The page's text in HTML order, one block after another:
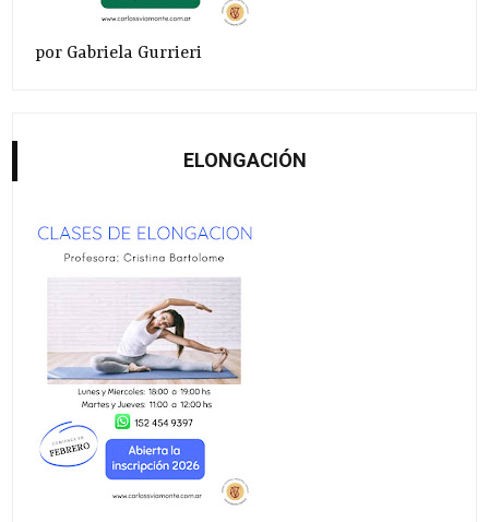
por Gabriela Gurrieri
ELONGACIÓN